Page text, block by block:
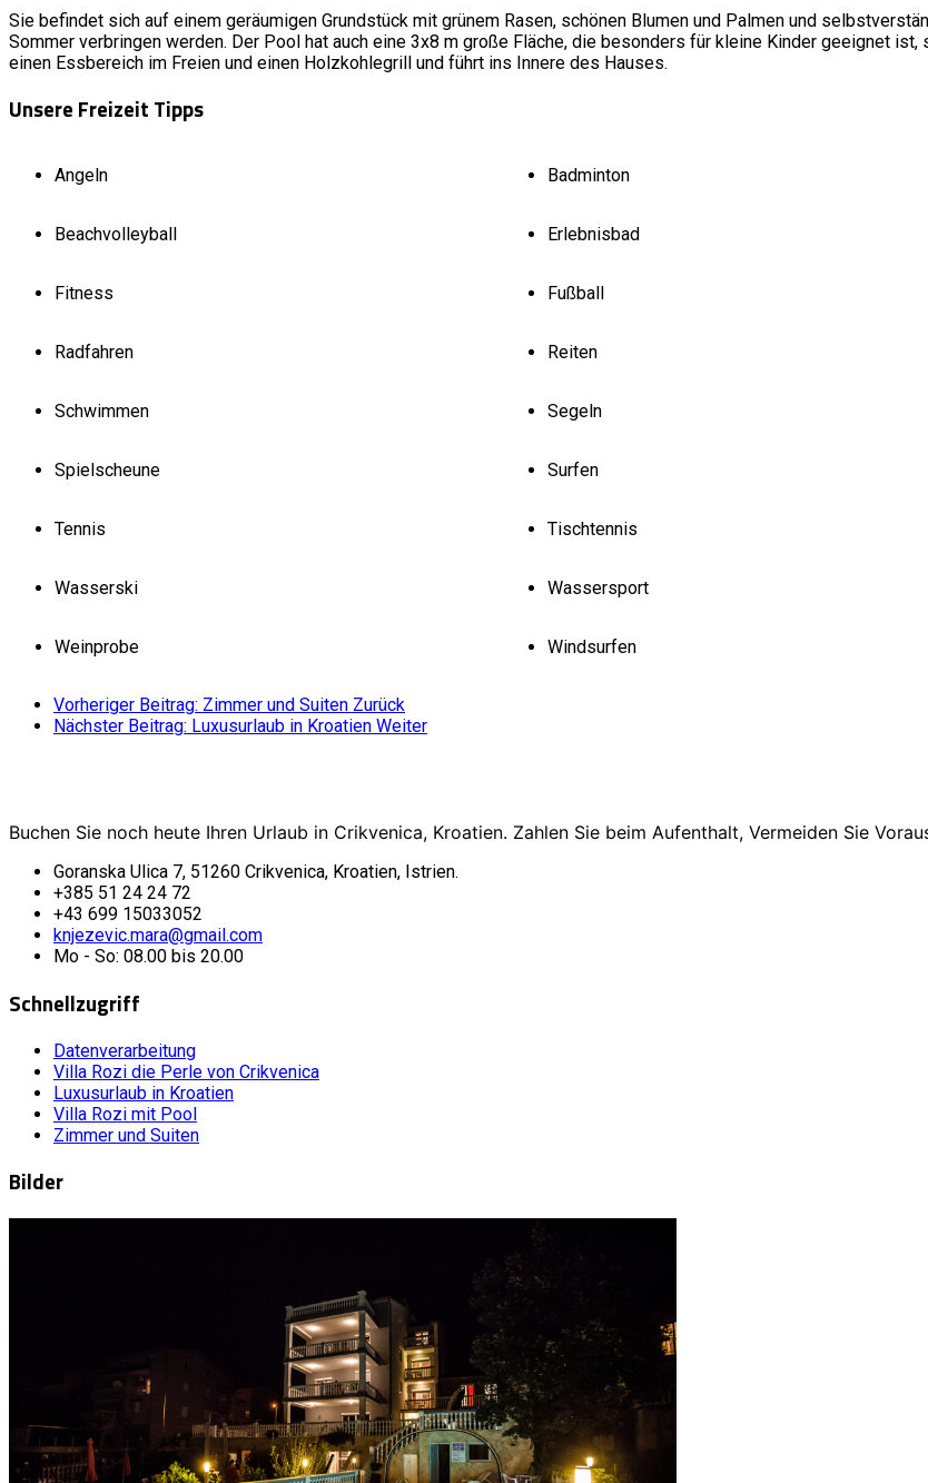
Sie befindet sich auf einem geräumigen Grundstück mit grünem Rasen, schönen Blumen und Palmen und
Sommer verbringen werden. Der Pool hat auch eine 3x8 m große Fläche, die besonders für kleine Kinder geeignet
einen Essbereich im Freien und einen Holzkohlegrill und führt ins Innere des Hauses.
Unsere Freizeit Tipps
Angeln Badminton
Beachvolleyball Erlebnisbad
Fitness Fußball
Radfahren Reiten
Schwimmen Segeln
Spielscheune Surfen
Tennis Tischtennis
Wasserski Wassersport
Weinprobe Windsurfen
Vorheriger Beitrag: Zimmer und Suiten Zurück
Nächster Beitrag: Luxusurlaub in Kroatien Weiter
Buchen Sie noch heute Ihren Urlaub in Crikvenica, Kroatien. Zahlen Sie beim Aufenthalt, Vermeiden Sie
Goranska Ulica 7, 51260 Crikvenica, Kroatien, Istrien.
+385 51 24 24 72
+43 699 15033052
knjezevic.mara@gmail.com
Mo - So: 08.00 bis 20.00
Schnellzugriff
Datenverarbeitung
Villa Rozi die Perle von Crikvenica
Luxusurlaub in Kroatien
Villa Rozi mit Pool
Zimmer und Suiten
Bilder